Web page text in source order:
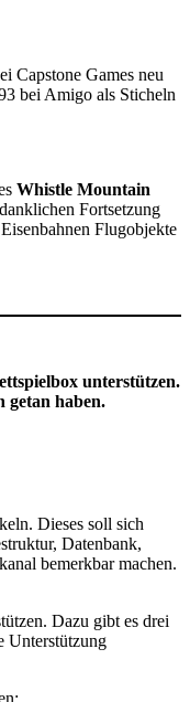
Capstone Games neu
bei Amigo als Sticheln
Whistle Mountain
Fortsetzung
Flugobjekte
unterstützen.
getan haben.
Dieses soll sich
Datenbank,
bemerkbar machen.
Dazu gibt es drei
Unterstützung